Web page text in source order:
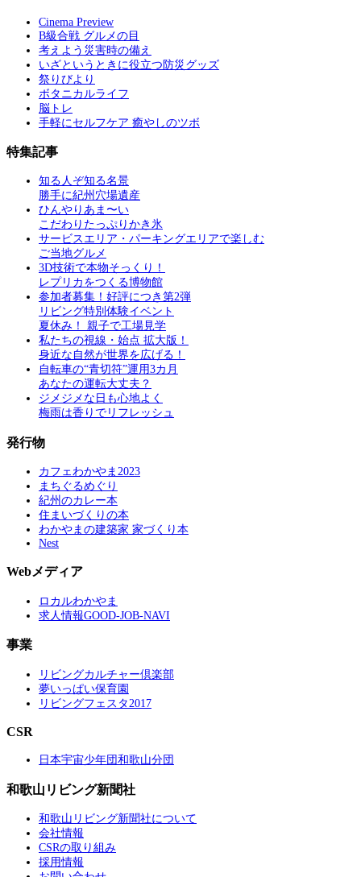
Cinema Preview
B級合戦 グルメの目
考えよう災害時の備え
いざというときに役立つ防災グッズ
祭りびより
ボタニカルライフ
脳トレ
手軽にセルフケア 癒やしのツボ
特集記事
知る人ぞ知る名景
勝手に紀州穴場遺産
ひんやりあま〜い
こだわりたっぷりかき氷
サービスエリア・パーキングエリアで楽しむ
ご当地グルメ
3D技術で本物そっくり！
レプリカをつくる博物館
参加者募集！好評につき第2弾
リビング特別体験イベント
夏休み！ 親子で工場見学
私たちの視線・始点 拡大版！
身近な自然が世界を広げる！
自転車の“青切符”運用3カ月
あなたの運転大丈夫？
ジメジメな日も心地よく
梅雨は香りでリフレッシュ
発行物
カフェわかやま2023
まちぐるめぐり
紀州のカレー本
住まいづくりの本
わかやまの建築家 家づくり本
Nest
Webメディア
ロカルわかやま
求人情報GOOD-JOB-NAVI
事業
リビングカルチャー倶楽部
夢いっぱい保育園
リビングフェスタ2017
CSR
日本宇宙少年団和歌山分団
和歌山リビング新聞社
和歌山リビング新聞社について
会社情報
CSRの取り組み
採用情報